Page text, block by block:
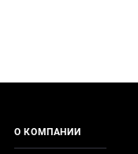
О КОМПАНИИ